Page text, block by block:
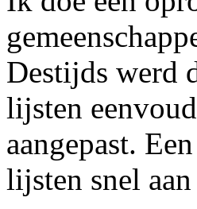
Destijds werd
lijsten
aangepast.
lijsten snel